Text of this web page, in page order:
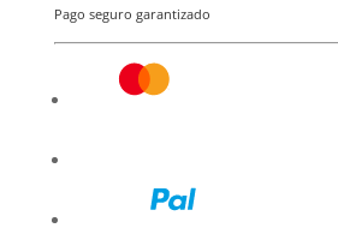
Pago seguro garantizado